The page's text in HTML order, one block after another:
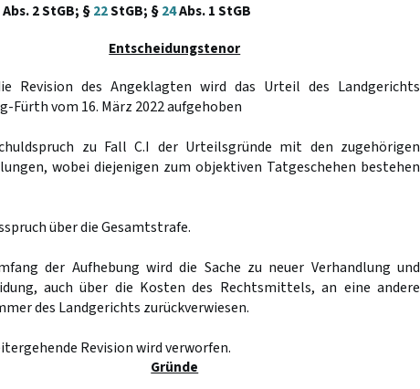
2 StGB; §22StGB; §24Abs. 1 StGB
Entscheidungstenor
Revision des Angeklagten wird das Urteil des Landgerichts
Fürth vom 16. März 2022 aufgehoben
zu Fall C.I der Urteilsgründe mit den zugehörigen
wobei diejenigen zum objektiven Tatgeschehen bestehen
über die Gesamtstrafe.
der Aufhebung wird die Sache zu neuer Verhandlung und
auch über die Kosten des Rechtsmittels, an eine andere
des Landgerichts zurückverwiesen.
Revision wird verworfen.
Gründe